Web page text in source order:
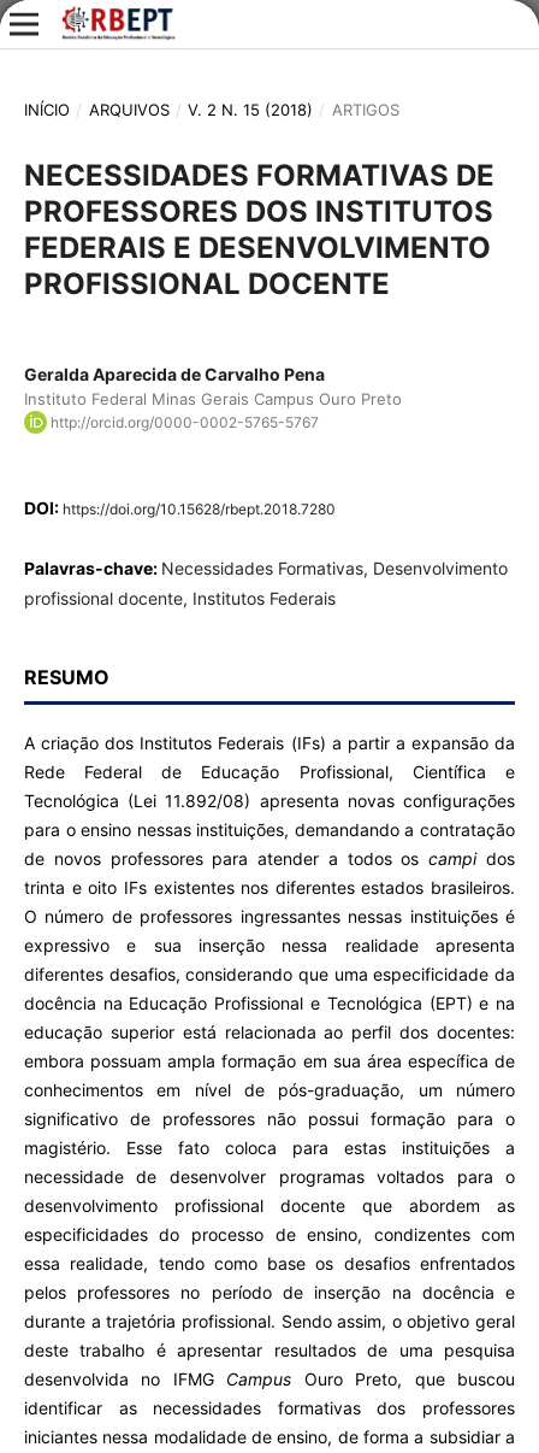
INÍCIO / ARQUIVOS / V. 2 N. 15 (2018) / ARTIGOS
NECESSIDADES FORMATIVAS DE
PROFESSORES DOS INSTITUTOS
FEDERAIS E DESENVOLVIMENTO
PROFISSIONAL DOCENTE
Geralda Aparecida de Carvalho Pena
Instituto Federal Minas Gerais Campus Ouro Preto
http://orcid.org/0000-0002-5765-5767
DOI: https://doi.org/10.15628/rbept.2018.7280
Palavras-chave: Necessidades Formativas, Desenvolvimento
profissional docente, Institutos Federais
RESUMO
A criação dos Institutos Federais (IFs) a partir a expansão da
Rede Federal de Educação Profissional, Científica e
Tecnológica (Lei 11.892/08) apresenta novas configurações
para o ensino nessas instituições, demandando a contratação
de novos professores para atender a todos oscampidos
trinta e oito IFs existentes nos diferentes estados brasileiros.
O número de professores ingressantes nessas instituições é
expressivo e sua inserção nessa realidade apresenta
diferentes desafios, considerando que uma especificidade da
docência na Educação Profissional e Tecnológica (EPT) e na
educação superior está relacionada ao perfil dos docentes:
embora possuam ampla formação em sua área específica de
conhecimentos em nível de pós-graduação, um número
significativo de professores não possui formação para o
magistério. Esse fato coloca para estas instituições a
necessidade de desenvolver programas voltados para o
desenvolvimento profissional docente que abordem as
especificidades do processo de ensino, condizentes com
essa realidade, tendo como base os desafios enfrentados
pelos professores no período de inserção na docência e
durante a trajetória profissional. Sendo assim, o objetivo geral
deste trabalho é apresentar resultados de uma pesquisa
desenvolvida no IFMG Campus Ouro Preto, que buscou
identificar as necessidades formativas dos professores
iniciantes nessa modalidade de ensino, de forma a subsidiar a